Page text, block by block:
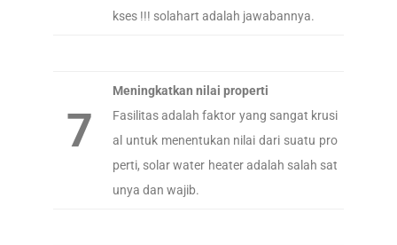
kses !!! solahart adalah jawabannya.
7
Meningkatkan nilai properti
Fasilitas adalah faktor yang sangat krusi
al untuk menentukan nilai dari suatu pro
perti, solar water heater adalah salah sat
unya dan wajib.